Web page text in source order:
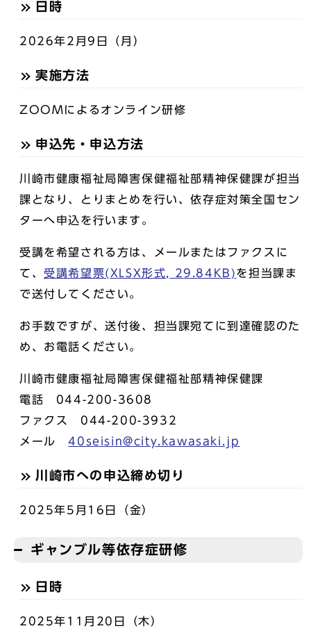
日時
2026年2月9日（月）
実施方法
ZOOMによるオンライン研修
申込先・申込方法
川崎市健康福祉局障害保健福祉部精神保健課が担当
課となり、とりまとめを行い、依存症対策全国セン
ターへ申込を行います。
受講を希望される方は、メールまたはファクスに
て、 受講希望票(XLSX形式, 29.84KB)を担当課ま
で送付してください。
お手数ですが、送付後、担当課宛てに到達確認のた
め、お電話ください。
川崎市健康福祉局障害保健福祉部精神保健課
電話 044-200-3608
ファクス 044-200-3932
メール40seisin@city.kawasaki.jp
川崎市への申込締め切り
2025年5月16日（金）
ギャンブル等依存症研修
日時
2025年11月20日（木）